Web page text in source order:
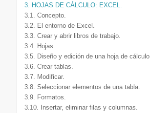
3. HOJAS DE CÁLCULO: EXCEL.
3.1. Concepto.
3.2. El entorno de Excel.
3.3. Crear y abrir libros de trabajo.
3.4. Hojas.
3.5. Diseño y edición de una hoja de cálculo.
3.6. Crear tablas.
3.7. Modificar.
3.8. Seleccionar elementos de una tabla.
3.9. Formatos.
3.10. Insertar, eliminar filas y columnas.